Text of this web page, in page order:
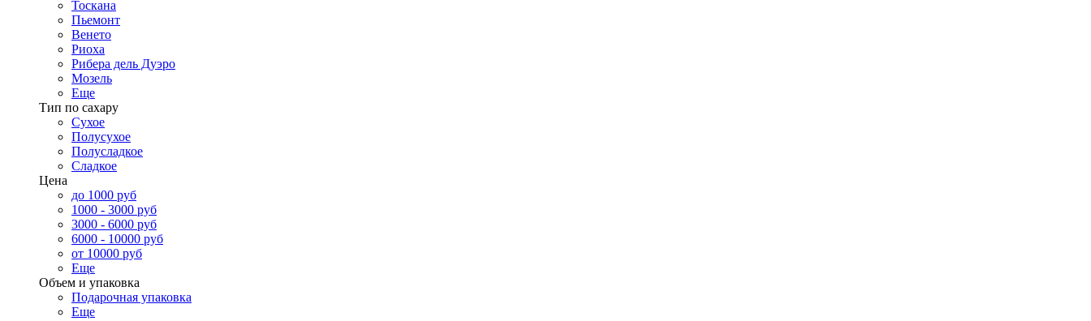
Тоскана
Пьемонт
Венето
Риоха
Рибера дель Дуэро
Мозель
Еще
Тип по сахару
Сухое
Полусухое
Полусладкое
Сладкое
Цена
до 1000 руб
1000 - 3000 руб
3000 - 6000 руб
6000 - 10000 руб
от 10000 руб
Еще
Объем и упаковка
Подарочная упаковка
Еще